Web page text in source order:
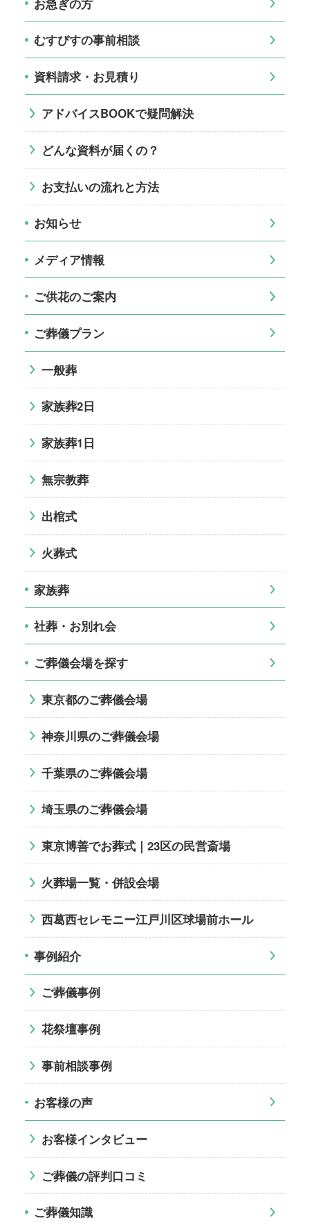
むすびすの事前相談
資料請求・お見積り
アドバイスBOOKで疑問解決
どんな資料が届くの？
お支払いの流れと方法
お知らせ
メディア情報
ご供花のご案内
ご葬儀プラン
一般葬
家族葬2日
家族葬1日
無宗教葬
出棺式
火葬式
家族葬
社葬・お別れ会
ご葬儀会場を探す
東京都のご葬儀会場
神奈川県のご葬儀会場
千葉県のご葬儀会場
埼玉県のご葬儀会場
東京博善でお葬式｜23区の民営斎場
火葬場一覧・併設会場
西葛西セレモニー江戸川区球場前ホール
事例紹介
ご葬儀事例
花祭壇事例
事前相談事例
お客様の声
お客様インタビュー
ご葬儀の評判口コミ
ご葬儀知識